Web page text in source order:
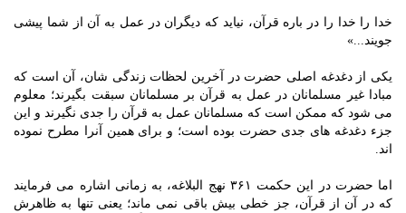
خدا را خدا را در باره قرآن، نیاید که دیگران در عمل به آن از شما پیشى
جویند...»
یکی از دغدغه اصلی حضرت در آخرین لحظات زندگی شان، آن است که
مبادا غیر مسلمانان در عمل به قرآن بر مسلمانان سبقت بگیرند؛ معلوم
می شود که ممکن است که مسلمانان عمل به قرآن را جدی نگیرند و این
جزء دغدغه های جدی حضرت بوده است؛ و برای همین آنرا مطرح نموده
اند.
اما حضرت در این حکمت ۳۶۱ نهج البلاغه، به زمانی اشاره می فرمایند
که در آن از قرآن، جز خطی بیش باقی نمی ماند؛ یعنی تنها به ظاهرش